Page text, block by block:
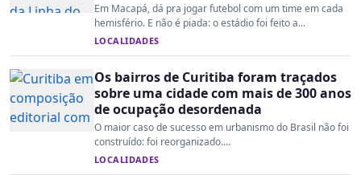
Em Macapá, dá pra jogar futebol com um time em cada
hemisfério. E não é piada: o estádio foi feito a...
LOCALIDADES
Os bairros de Curitiba foram traçados
sobre uma cidade com mais de 300 anos
de ocupação desordenada
O maior caso de sucesso em urbanismo do Brasil não foi
construído: foi reorganizado....
LOCALIDADES